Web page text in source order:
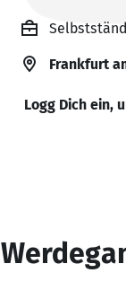
Frankfurt
Logg Dich ein,